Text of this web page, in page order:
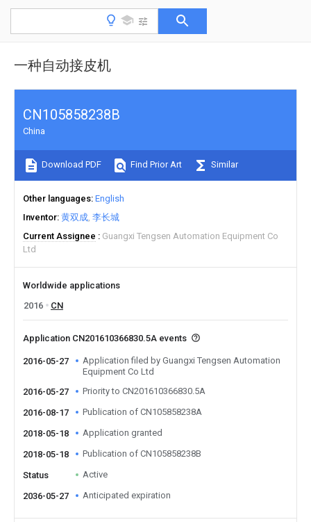
一种自动接皮机
CN105858238B
China
Download PDF Find Prior Art Similar
Other languages English
Inventor 黄双成 李长城
Current Assignee
Guangxi Tengsen Automation Equipment Co
Ltd
Worldwide applications
2016
CN
Application CN201610366830.5A events
2016-05-27
Application filed by Guangxi Tengsen Automation
Equipment Co Ltd
2016-05-27
Priority to CN201610366830.5A
2016-08-17 Publication of CN105858238A
2018-05-18 Application granted
2018-05-18 Publication of CN105858238B
Status Active
2036-05-27 Anticipated expiration